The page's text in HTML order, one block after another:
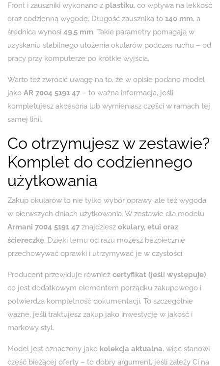
Front i zauszniki wykonano z plastiku, co wpływa na lekkość
oraz codzienną wygodę. Długość zausznika to 140 mm, a
średnica wynosi 49,5 mm. Takie parametry pomagają w
uzyskaniu stabilnego ułożenia okularów podczas ruchu – od
pracy przy komputerze po krótkie wyjścia.
Warto też zwrócić uwagę na to, że w opisie podano model
jako AR 7004 5191 47 – to ważna informacja, jeśli
kompletujesz akcesoria lub wymieniasz części w ramach tej
samej linii.
Co otrzymujesz w zestawie?
Komplet do codziennego
użytkowania
Zakup okularów to nie tylko wybór oprawy, ale też wygoda
w pierwszych dniach użytkowania. W zestawie dla modelu
Armani 7004 5191 47 znajdziesz okulary, etui oraz
ściereczkę. Dzięki temu od razu możesz bezpiecznie
przechowywać oprawki i utrzymywać je w czystości.
Producent przewiduje również certyfikat (jeśli występuje),
co jest dodatkowym elementem porządku zakupowego i
potwierdza kompletność dokumentacji. To szczególnie
ważne, jeśli traktujesz zakup jako inwestycję w jakość i
markowy styl.
Model jest oznaczony jako kolekcja aktualna, więc stanowi
część bieżącej oferty – to dobry argument, jeśli zależy Ci na